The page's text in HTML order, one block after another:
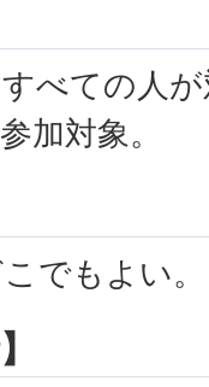
べての人
加対象。
でもよい。